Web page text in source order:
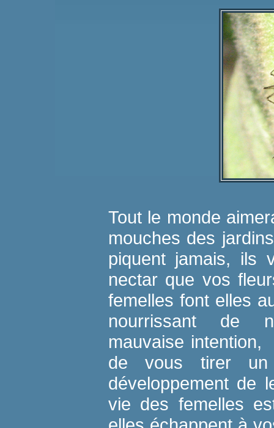
Tout le monde
mouches des
piquent jamais, ils
nectar que vos
femelles font elles
nourrissant de
mauvaise
de vous tirer
développement de
vie des femelles